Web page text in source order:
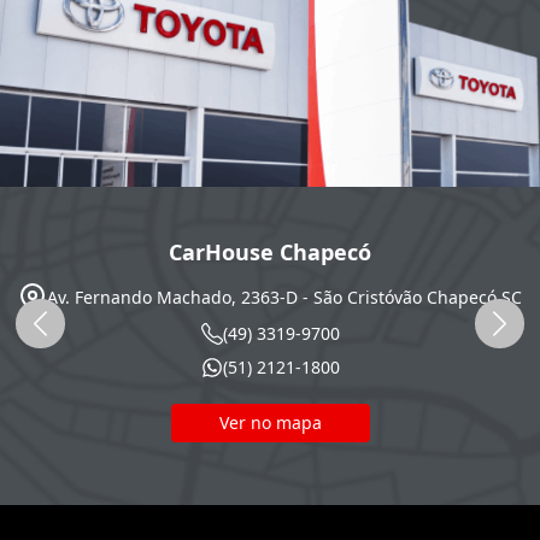
CarHouse Chapecó
Av. Fernando Machado, 2363-D - São Cristóvão Chapecó SC
(49) 3319-9700
(51) 2121-1800
Ver no mapa